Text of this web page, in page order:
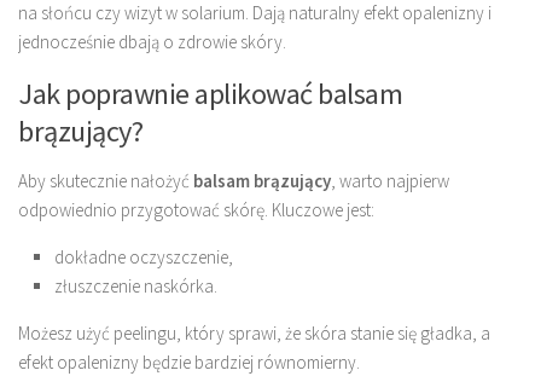
na słońcu czy wizyt w solarium. Dają naturalny efekt opalenizny i
jednocześnie dbają o zdrowie skóry.
Jak poprawnie aplikować balsam
brązujący?
Aby skutecznie nałożyć balsam brązujący, warto najpierw
odpowiednio przygotować skórę. Kluczowe jest:
dokładne oczyszczenie,
złuszczenie naskórka.
Możesz użyć peelingu, który sprawi, że skóra stanie się gładka, a
efekt opalenizny będzie bardziej równomierny.